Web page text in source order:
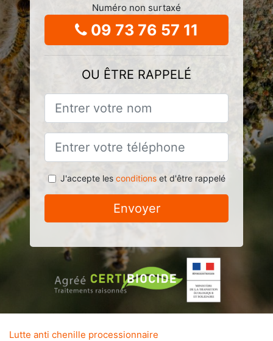
Numéro non surtaxé
09 73 76 57 11
OU ÊTRE RAPPELÉ
J'accepte les conditionset d'être rappelé
Envoyer
Lutte anti chenille processionnaire